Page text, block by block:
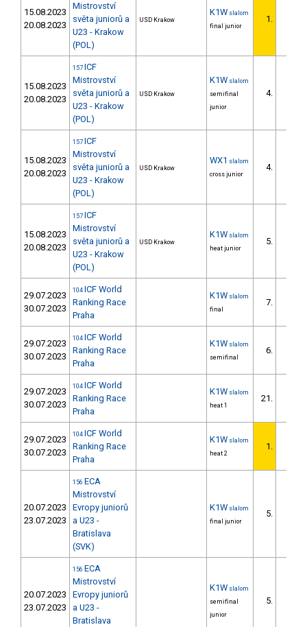
15.08.2023
20.08.2023
Mistrovství
světa juniorů a
U23 - Krakow
(POL)
USD Krakow
K1W slalom
final junior
1.
15.08.2023
20.08.2023
157 ICF
Mistrovství
světa juniorů a
U23 - Krakow
(POL)
USD Krakow
K1W slalom
semifinal
junior
4.
15.08.2023
20.08.2023
157 ICF
Mistrovství
světa juniorů a
U23 - Krakow
(POL)
USD Krakow
WX1 slalom
cross junior
4.
15.08.2023
20.08.2023
157 ICF
Mistrovství
světa juniorů a
U23 - Krakow
(POL)
USD Krakow
K1W slalom
heat junior
5.
29.07.2023
30.07.2023
104 ICF World
Ranking Race
Praha
K1W slalom
final
7.
29.07.2023
30.07.2023
104 ICF World
Ranking Race
Praha
K1W slalom
semifinal
6.
29.07.2023
30.07.2023
104 ICF World
Ranking Race
Praha
K1W slalom
heat 1
21.
29.07.2023
30.07.2023
104 ICF World
Ranking Race
Praha
K1W slalom
heat 2
1.
20.07.2023
23.07.2023
156 ECA
Mistrovství
Evropy juniorů
a U23 -
Bratislava
(SVK)
K1W slalom
final junior
5.
20.07.2023
23.07.2023
156 ECA
Mistrovství
Evropy juniorů
a U23 -
Bratislava
K1W slalom
semifinal
junior
5.